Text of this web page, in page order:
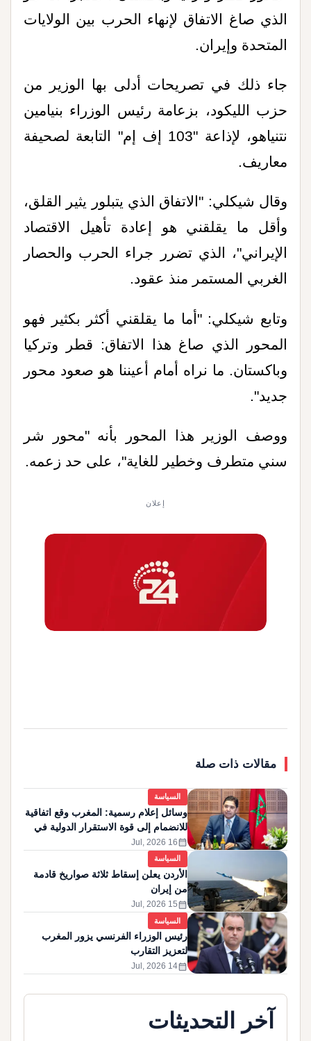
الذي صاغ الاتفاق لإنهاء الحرب بين الولايات
المتحدة وإيران.
جاء ذلك في تصريحات أدلى بها الوزير من
حزب الليكود، بزعامة رئيس الوزراء بنيامين
نتنياهو، لإذاعة "103 إف إم" التابعة لصحيفة
معاريف.
وقال شيكلي: "الاتفاق الذي يتبلور يثير القلق،
وأقل ما يقلقني هو إعادة تأهيل الاقتصاد
الإيراني"، الذي تضرر جراء الحرب والحصار
الغربي المستمر منذ عقود.
وتابع شيكلي: "أما ما يقلقني أكثر بكثير فهو
المحور الذي صاغ هذا الاتفاق: قطر وتركيا
وباكستان. ما نراه أمام أعيننا هو صعود محور
جديد".
ووصف الوزير هذا المحور بأنه "محور شر
سني متطرف وخطير للغاية"، على حد زعمه.
إعلان
مقالات ذات صلة
السياسة
وسائل إعلام رسمية: المغرب وقع اتفاقية
للانضمام إلى قوة الاستقرار الدولية في
غزة
calendar_month
16 Jul, 2026
السياسة
الأردن يعلن إسقاط ثلاثة صواريخ قادمة
من إيران
calendar_month
15 Jul, 2026
السياسة
رئيس الوزراء الفرنسي يزور المغرب
لتعزيز التقارب
calendar_month
14 Jul, 2026
آخر التحديثات